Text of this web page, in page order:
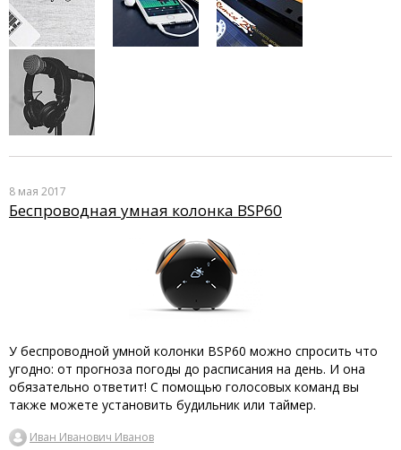
8 мая 2017
Беспроводная умная колонка BSP60
У беспроводной умной колонки BSP60 можно спросить что
угодно: от прогноза погоды до расписания на день. И она
обязательно ответит! С помощью голосовых команд вы
также можете установить будильник или таймер.
Иван Иванович Иванов